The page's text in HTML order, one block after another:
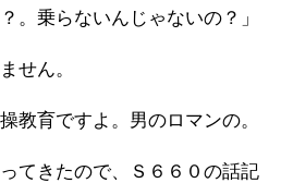
。乗らないんじゃないの？」
せん。
教育ですよ。男のロマンの。
てきたので、Ｓ６６０の話記